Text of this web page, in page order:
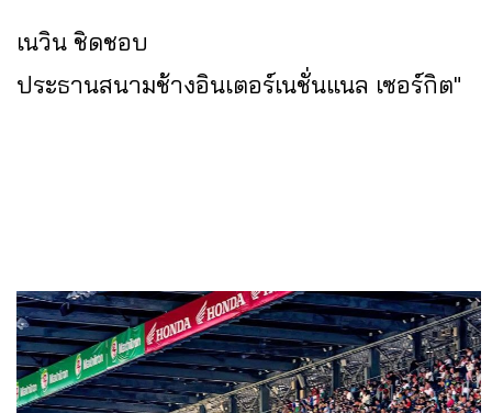
เนวิน ชิดชอบ
ประธานสนามช้างอินเตอร์เนชั่นแนล เซอร์กิต"